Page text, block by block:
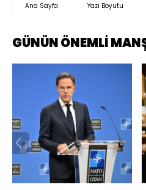
Ana Sayfa Yazı Boyutu
GÜNÜN ÖNEMLİ